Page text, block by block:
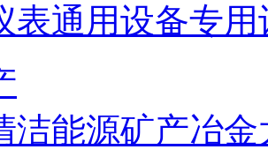
表通用设备专用
洁能源矿产冶金